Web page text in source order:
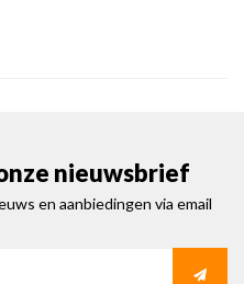
nieuwsbrief
en aanbiedingen via email